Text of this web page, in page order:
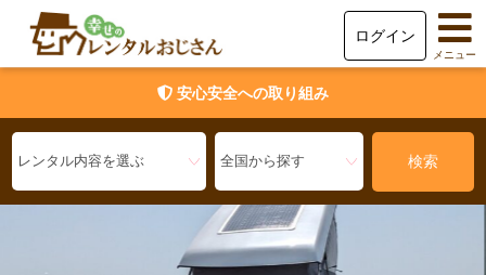
メニュー
ログイン
安心安全への取り組み